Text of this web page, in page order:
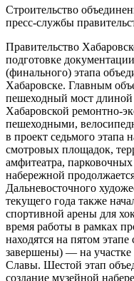
Строительство
пресс-службы
Правительство
подготовке
(финального) этапа
Хабаровске. Главным
пешеходный мост длиной
Хабаровской ремонтно-
пешеходными,
в проект седьмого этапа
смотровых площадок,
амфитеатра,
набережной
Дальневосточного
текущего года также
спортивной арены для
время работы в рамках
находятся на пятом
завершены) — на участке
Славы. Шестой этап
создание музейной